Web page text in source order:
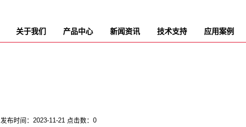
关于我们 产品中心 新闻资讯 技术支持 应用案例
发布时间：2023-11-21 点击数：0